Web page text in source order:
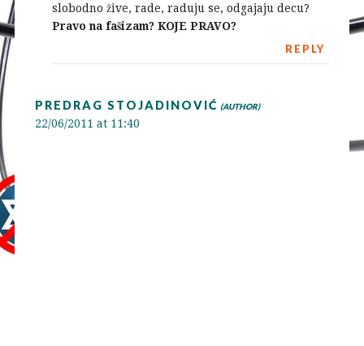
slobodno žive, rade, raduju se, odgajaju decu?
Pravo na fašizam? KOJE PRAVO?
REPLY
PREDRAG STOJADINOVIĆ
22/06/2011 at 11:40